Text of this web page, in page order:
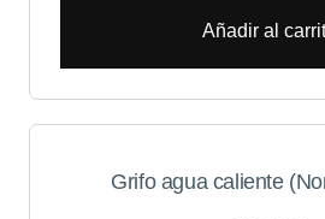
Añadir al
Grifo agua caliente